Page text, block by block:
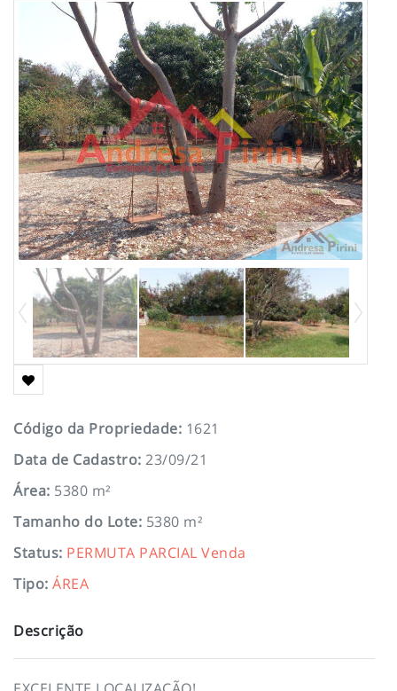
Código da Propriedade: 1621
Data de Cadastro: 23/09/21
Área: 5380 m²
Tamanho do Lote: 5380 m²
Status: PERMUTA PARCIAL Venda
Tipo: ÁREA
Descrição